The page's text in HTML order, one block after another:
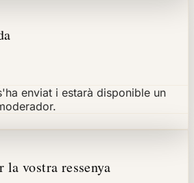
enviat i estarà disponible un
la vostra ressenya